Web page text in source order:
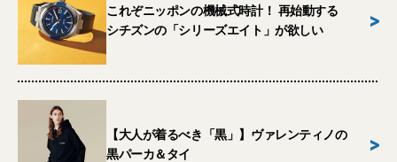
これぞニッポンの機械式時計！ 再始動する
シチズンの「シリーズエイト」が欲しい
>
【大人が着るべき「黒」】ヴァレンティノの
黒パーカ＆タイ
>